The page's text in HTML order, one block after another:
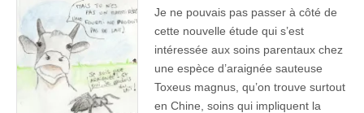
Je ne pouvais pas passer à côté de
cette nouvelle étude qui s’est
intéressée aux soins parentaux chez
une espèce d’araignée sauteuse
Toxeus magnus, qu’on trouve surtout
en Chine, soins qui impliquent la